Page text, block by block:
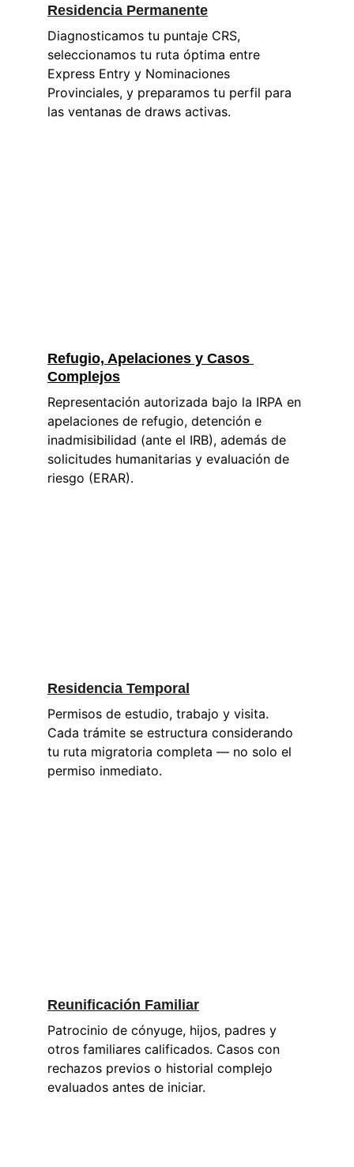
Residencia Permanente
Diagnosticamos tu puntaje CRS,
seleccionamos tu ruta óptima entre
Express Entry y Nominaciones
Provinciales, y preparamos tu perfil para
las ventanas de draws activas.
Refugio, Apelaciones y Casos
Complejos
Representación autorizada bajo la IRPA en
apelaciones de refugio, detención e
inadmisibilidad (ante el IRB), además de
solicitudes humanitarias y evaluación de
riesgo (ERAR).
Residencia Temporal
Permisos de estudio, trabajo y visita.
Cada trámite se estructura considerando
tu ruta migratoria completa — no solo el
permiso inmediato.
Reunificación Familiar
Patrocinio de cónyuge, hijos, padres y
otros familiares calificados. Casos con
rechazos previos o historial complejo
evaluados antes de iniciar.